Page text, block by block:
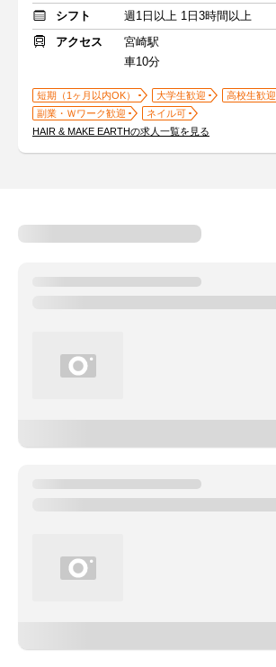
シフト
週1日以上 1日3時間以上
アクセス
宮崎駅
車10分
短期（1ヶ月以内OK） 大学生歓迎
高校生歓迎
副業・Ｗワーク歓迎
ネイル可
HAIR & MAKE EARTHの求人一覧を見る